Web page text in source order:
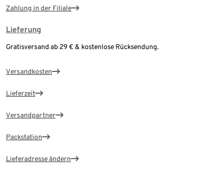
Zahlung in der Filiale
Lieferung
Gratisversand ab 29 € & kostenlose Rücksendung.
Versandkosten
Lieferzeit
Versandpartner
Packstation
Lieferadresse ändern